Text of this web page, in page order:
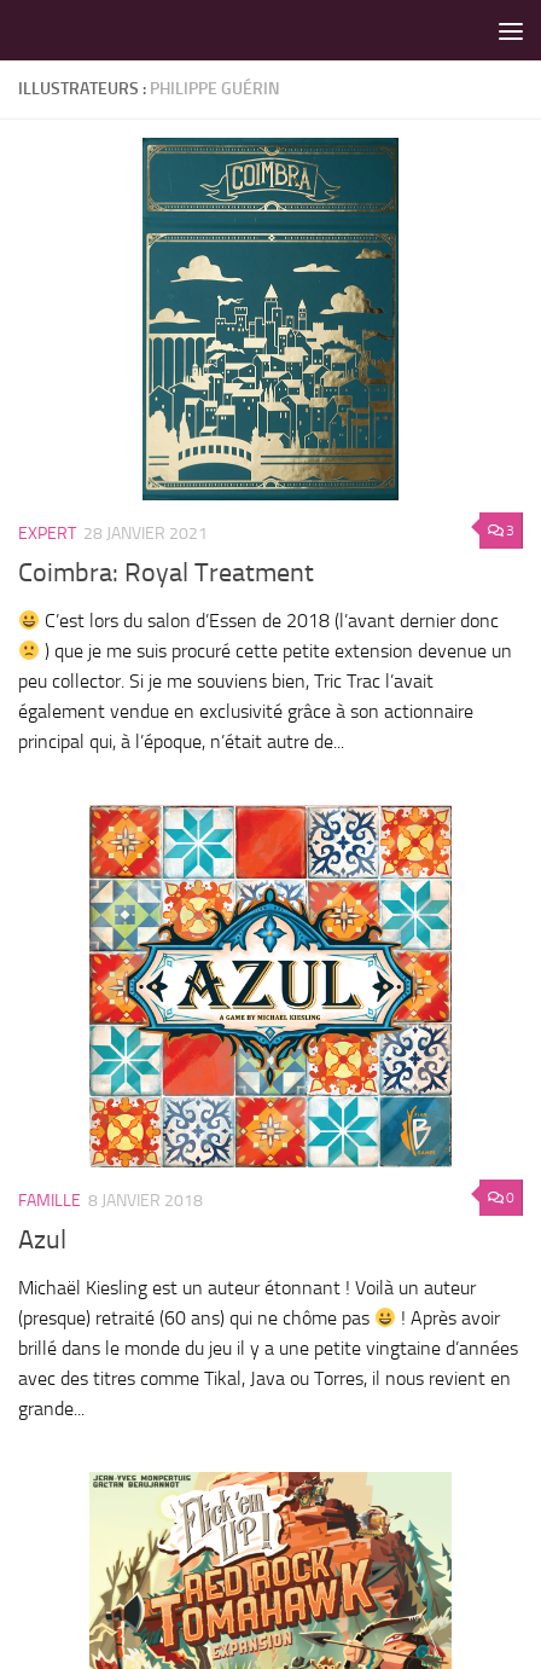
ILLUSTRATEURS : PHILIPPE GUÉRIN
3
EXPERT 28 JANVIER 2021
Coimbra: Royal Treatment
C’est lors du salon d’Essen de 2018 (l’avant dernier donc
) que je me suis procuré cette petite extension devenue un
peu collector. Si je me souviens bien, Tric Trac l’avait
également vendue en exclusivité grâce à son actionnaire
principal qui, à l’époque, n’était autre de...
0
FAMILLE 8 JANVIER 2018
Azul
Michaël Kiesling est un auteur étonnant ! Voilà un auteur
(presque) retraité (60 ans) qui ne chôme pas
! Après avoir
brillé dans le monde du jeu il y a une petite vingtaine d’années
avec des titres comme Tikal, Java ou Torres, il nous revient en
grande...